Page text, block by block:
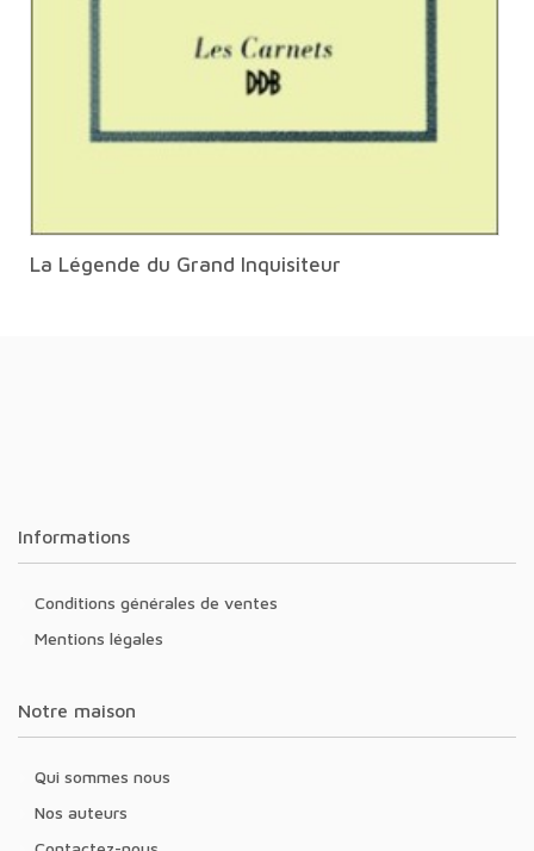
La Légende du Grand Inquisiteur
Informations
Conditions générales de ventes
Mentions légales
Notre maison
Qui sommes nous
Nos auteurs